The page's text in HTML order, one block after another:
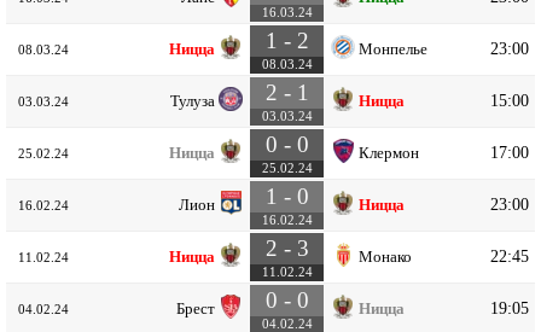
16.03.24
08.03.24 Ницца 1 - 2
08.03.24
Монпелье 23:00
03.03.24 Тулуза 2 - 1
03.03.24
Ницца 15:00
25.02.24 Ницца 0 - 0
25.02.24
Клермон 17:00
16.02.24 Лион 1 - 0
16.02.24
Ницца 23:00
11.02.24 Ницца 2 - 3
11.02.24
Монако 22:45
04.02.24 Брест 0 - 0
04.02.24
Ницца 19:05